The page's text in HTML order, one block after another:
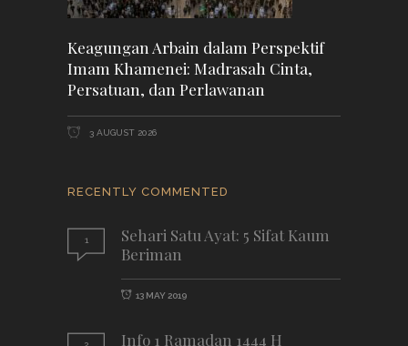
Keagungan Arbain dalam Perspektif
Imam Khamenei: Madrasah Cinta,
Persatuan, dan Perlawanan
3 AUGUST 2026
RECENTLY COMMENTED
1
Sehari Satu Ayat: 5 Sifat Kaum
Beriman
13 MAY 2019
Info 1 Ramadan 1444 H